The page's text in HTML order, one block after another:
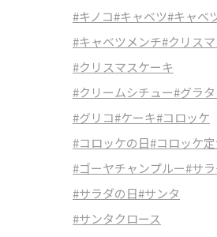
#キノコ#キャベツ#キャベ
#キャベツメンチ#クリスマ
#クリスマスケーキ
#クリームシチュー#グラ
#グリコ#ケーキ#コロッケ
#コロッケの日#コロッケ
#ゴーヤチャンプルー#サ
#サラダの日#サンタ
#サンタクロース